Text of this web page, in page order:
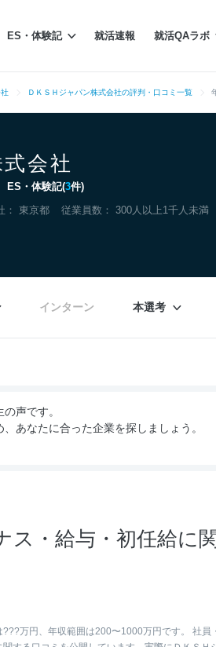
ES・体験記 就活速報 就活QAラボ
ＤＫＳＨジャパン株式会社の評判・口コミ一覧
会社
ES・体験記(3件)
： 東京都 従業員数： 300人以上1千人未満
インターン 本選考
声です。
あなたに合った企業を探しましょう。
・給与・初任給に
万円、年収範囲は200〜1000万円です。 社員